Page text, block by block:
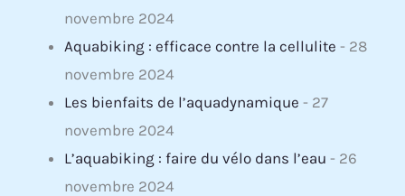
novembre 2024
Aquabiking : efficace contre la cellulite - 28
novembre 2024
Les bienfaits de l’aquadynamique - 27
novembre 2024
L’aquabiking : faire du vélo dans l’eau - 26
novembre 2024